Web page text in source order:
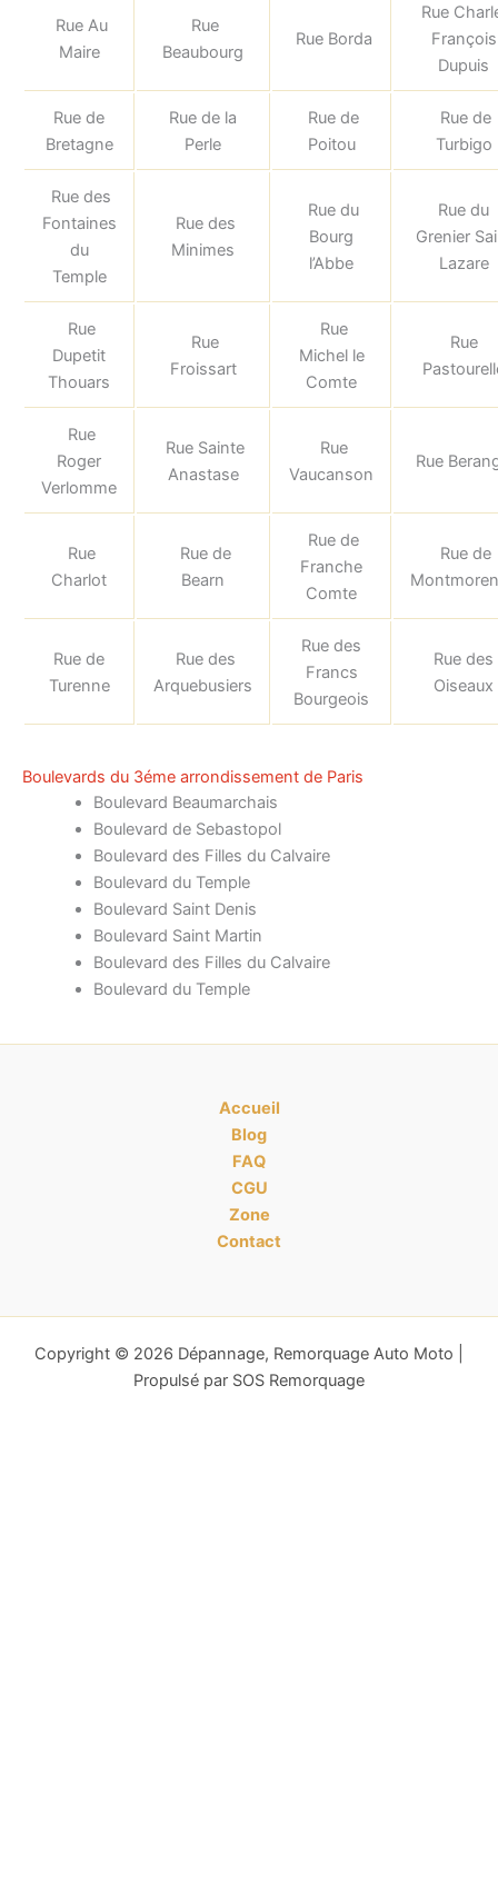
Rue Au
Maire
Rue
Beaubourg
Rue Borda
Rue
François
Dupuis
Rue de
Bretagne
Rue de la
Perle
Rue de
Poitou
Rue de
Turbigo
Rue des
Fontaines
du
Temple
Rue des
Minimes
Rue du
Bourg
l’Abbe
Rue du
Grenier
Lazare
Rue
Dupetit
Thouars
Rue
Froissart
Rue
Michel le
Comte
Rue
Rue
Roger
Verlomme
Rue Sainte
Anastase
Rue
Vaucanson
Rue
Rue
Charlot
Rue de
Bearn
Rue de
Franche
Comte
Rue de
Rue de
Turenne
Rue des
Arquebusiers
Rue des
Francs
Bourgeois
Rue des
Oiseaux
Boulevards du 3éme arrondissement de Paris
Boulevard Beaumarchais
Boulevard de Sebastopol
Boulevard des Filles du Calvaire
Boulevard du Temple
Boulevard Saint Denis
Boulevard Saint Martin
Boulevard des Filles du Calvaire
Boulevard du Temple
Accueil
Blog
FAQ
CGU
Zone
Contact
Copyright © 2026 Dépannage, Remorquage Auto Moto |
Propulsé par SOS Remorquage